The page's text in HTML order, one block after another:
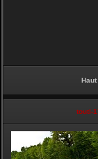
Haut
touti-